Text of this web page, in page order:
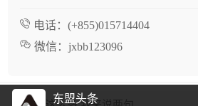
电话： (+855)015714404
微信： jxbb123096
东盟头条